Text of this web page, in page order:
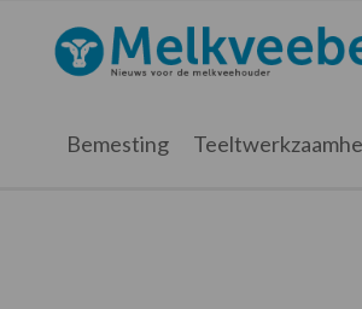
hoofdnavigatie
hoofd
eerste
voettekst
Melkveebedrijf.nl
Bemesting